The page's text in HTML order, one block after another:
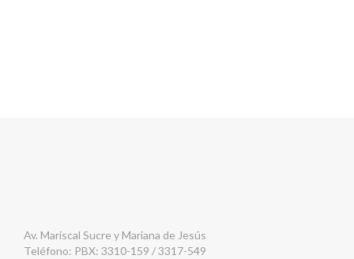
Av. Mariscal Sucre y Mariana de Jesús
Teléfono: PBX: 3310-159 / 3317-549